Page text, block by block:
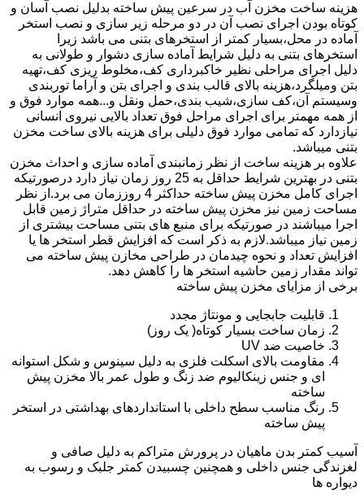
هزینه ساخت مخزن آب در سرعین پیش ساخته بدلیل نصب آسان و
کوتاه بودن اجرای نصب آن در دو مرحله زیر سازی و نصب استخر
آماده در محل،بسیار کمتر از استخرهای بتنی می باشد زیرا
استخرهای بتنی به دلیل شرایط آماده سازی دشوار و طولانی به
دلیل اجرای مراحلی نظیر خاکبرداری کف،مخلوط ریزی کف،تهیه
بتن ومیلگرد،هزینه بالای قالب بندی و اجرای بتن و آراما توربندی
وسیستم آن،کف سازی،شیب بندی،حمل ونقل و...همه موارد فوق و
از همه مهمتر برای اجرای مراحل فوق تعداد بالایی نیروی انسانی
نیازدارد که تمامی موارد فوق دلیلی برای هزینه بالای ساخت مخزن
بتنی میباشد.
علاوه بر هزینه ساخت از نظر زمانبندی آماده سازی و احداث مخزن
بتنی در بهترین شرایط حداقل به 25 روز زمان نیاز دارد درصورتیکه
اجرای کامل مخزن پیش ساخته حداکثر 4 روززمان می برد.از نظر
مساحت زمین نیز مخزن پیش ساخته در حداقل متراژ زمین قابل
اجرا میباشند در صورتیکه برای منبع های بتنی مساحت بیشتری از
زمین نیاز میباشد.لازم به ذکر است که افزایش قطر استخر ها یا
افزایش تعداد و نحوه چیدمان در طراحی مخازن پیش ساخته می
تواند مقدار زمین حاشیه استخر ها را کاهش دهد.
برخی از مزایای مخزن پیش ساخته
قابلیت جابجایی و مونتاژ مجدد
زمان ساخت بسیار کوتاه( یک روز)
خاصیت ضد UV
مقاومت بالای اسکلت فلزی به دلیل سینوس و شکل استوانه
ای و جنس زینکالیوم ضد زنگ و طول عمر بالا مخزن پیش
ساخته
رنگ مناسب سطح داخلی با استانداردهای بهداشتی در استخر
پیش ساخته
آسیب کمتر بدن ماهیان در پرورش متراکم به دلیل صافی و
لغزندگی جنس داخلی و همچنین چسبیدن کمتر جلبک و رسوب به
دیواره ها